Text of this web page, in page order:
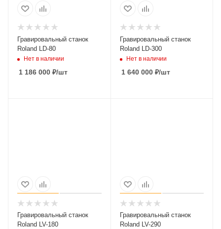
Гравировальный станок
Roland LD-80
Нет в наличии
1 186 000 ₽/шт
Гравировальный станок
Roland LD-300
Нет в наличии
1 640 000₽/шт
Гравировальный станок
Roland LV-180
Гравировальный станок
Roland LV-290